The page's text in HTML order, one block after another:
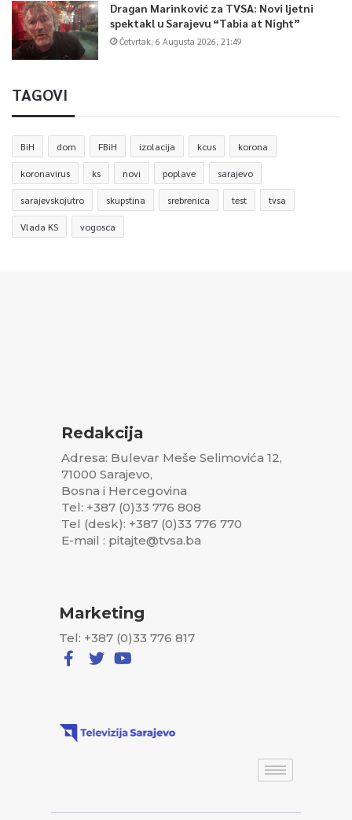
Dragan Marinković za TVSA: Novi ljetni
spektakl u Sarajevu “Tabia at Night”
Četvrtak, 6 Augusta 2026, 21:49
TAGOVI
BiH dom FBiH izolacija kcus korona
koronavirus ks novi poplave sarajevo
sarajevskojutro skupstina srebrenica test tvsa
Vlada KS vogosca
Redakcija
Adresa: Bulevar Meše Selimovića 12,
71000 Sarajevo,
Bosna i Hercegovina
Tel: +387 (0)33 776 808
Tel (desk): +387 (0)33 776 770
E-mail : pitajte@tvsa.ba
Marketing
Tel: +387 (0)33 776 817